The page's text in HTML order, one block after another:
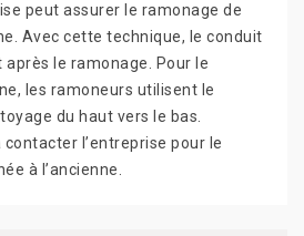
peut assurer le ramonage de
Avec cette technique, le conduit
le ramonage. Pour le
les ramoneurs utilisent le
du haut vers le bas.
contacter l’entreprise pour le
à l’ancienne.